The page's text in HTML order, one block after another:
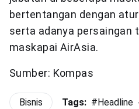
bertentangan dengan
serta adanya persaingan
maskapai AirAsia.
Sumber: Kompas
Bisnis Tags: # Headline